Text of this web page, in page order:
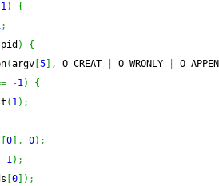
1)
{
;
pid )
{
(argv 5 , O_CREAT O_WRONLY
-1)
{
( 1) ;
0 , 0) ;
1) ;
0 ) ;